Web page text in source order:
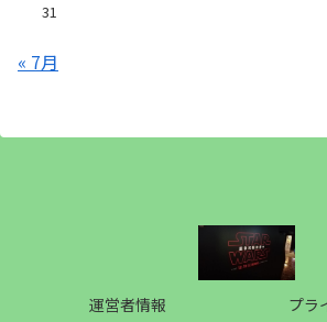
31
« 7月
運営者情報 プラ